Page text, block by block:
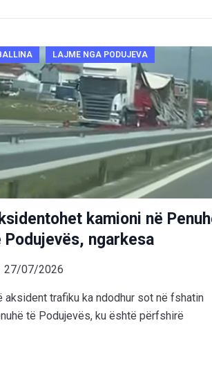
LAJME NGA PODUJEVA
kamioni në
Podujevës, ngarkesa
27/07/2026
aksident trafiku ka ndodhur sot në fshatin
të Podujevës, ku është përfshirë